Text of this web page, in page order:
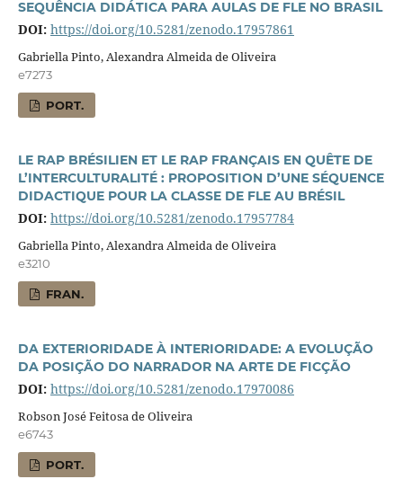
SEQUÊNCIA DIDÁTICA PARA AULAS DE FLE NO BRASIL
DOI: https://doi.org/10.5281/zenodo.17957861
Gabriella Pinto, Alexandra Almeida de Oliveira
e7273
PORT.
LE RAP BRÉSILIEN ET LE RAP FRANÇAIS EN QUÊTE DE
L’INTERCULTURALITÉ : PROPOSITION D’UNE SÉQUENCE
DIDACTIQUE POUR LA CLASSE DE FLE AU BRÉSIL
DOI: https://doi.org/10.5281/zenodo.17957784
Gabriella Pinto, Alexandra Almeida de Oliveira
e3210
FRAN.
DA EXTERIORIDADE À INTERIORIDADE: A EVOLUÇÃO
DA POSIÇÃO DO NARRADOR NA ARTE DE FICÇÃO
DOI: https://doi.org/10.5281/zenodo.17970086
Robson José Feitosa de Oliveira
e6743
PORT.